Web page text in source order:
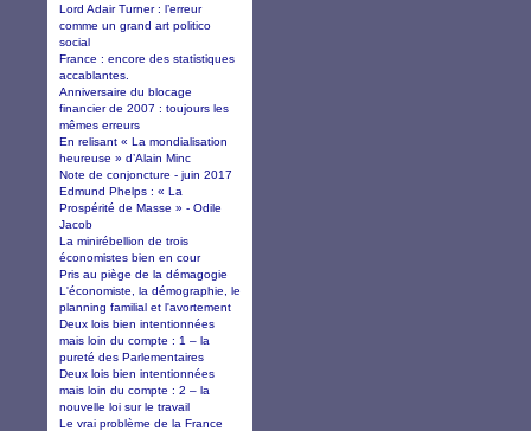
Lord Adair Turner : l’erreur
comme un grand art politico
social
France : encore des statistiques
accablantes.
Anniversaire du blocage
financier de 2007 : toujours les
mêmes erreurs
En relisant « La mondialisation
heureuse » d’Alain Minc
Note de conjoncture - juin 2017
Edmund Phelps : « La
Prospérité de Masse » - Odile
Jacob
La minirébellion de trois
économistes bien en cour
Pris au piège de la démagogie
L'économiste, la démographie, le
planning familial et l'avortement
Deux lois bien intentionnées
mais loin du compte : 1 – la
pureté des Parlementaires
Deux lois bien intentionnées
mais loin du compte : 2 – la
nouvelle loi sur le travail
Le vrai problème de la France